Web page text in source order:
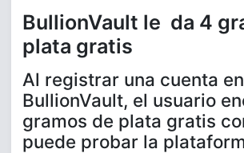
BullionVault le da 4
plata gratis
Al registrar una cuenta en
BullionVault, el usuario
gramos de plata gratis
puede probar la